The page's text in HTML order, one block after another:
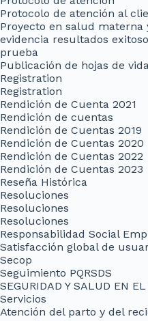
Protocolo de atención al
Proyecto en salud materna
evidencia resultados
prueba
Publicación de hojas de
Registration
Registration
Rendición de Cuenta 2021
Rendición de cuentas
Rendición de Cuentas 2019
Rendición de Cuentas 2020
Rendición de Cuentas 2022
Rendición de Cuentas 2023
Reseña Histórica
Resoluciones
Resoluciones
Resoluciones
Responsabilidad Social
Satisfacción global de
Secop
Seguimiento PQRSDS
SEGURIDAD Y SALUD EN
Servicios
Atención del parto y del